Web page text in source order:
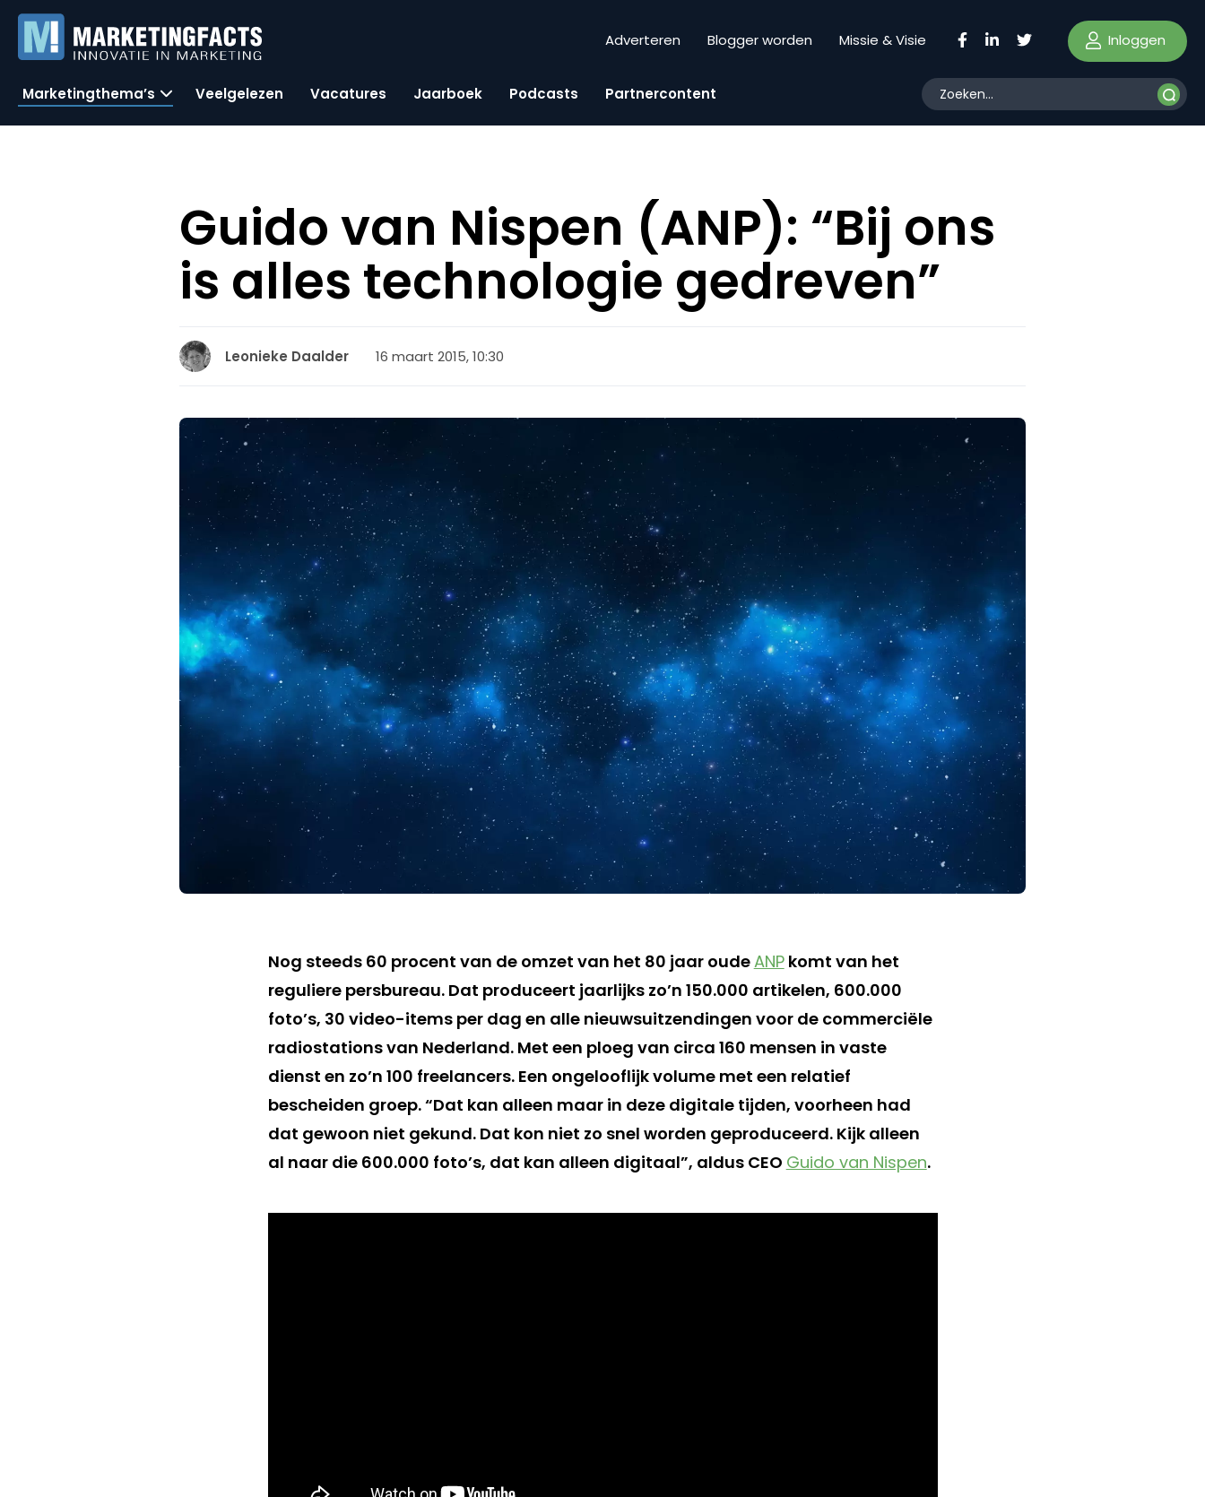
Adverteren Blogger worden Missie & Visie Inloggen
Marketingthema’s Veelgelezen Vacatures Jaarboek Podcasts Partnercontent
Guido van Nispen (ANP): “Bij ons
is alles technologie gedreven”
Leonieke Daalder 16 maart 2015, 10:30
Nog steeds 60 procent van de omzet van het 80 jaar oudeANPkomt van het
reguliere persbureau. Dat produceert jaarlijks zo’n 150.000 artikelen, 600.000
foto’s, 30 video-items per dag en alle nieuwsuitzendingen voor de commerciële
radiostations van Nederland. Met een ploeg van circa 160 mensen in vaste
dienst en zo’n 100 freelancers. Een ongelooflijk volume met een relatief
bescheiden groep. “Dat kan alleen maar in deze digitale tijden, voorheen had
dat gewoon niet gekund. Dat kon niet zo snel worden geproduceerd. Kijk alleen
al naar die 600.000 foto’s, dat kan alleen digitaal”, aldus CEO Guido van Nispen.